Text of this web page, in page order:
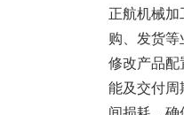
正航机械加
购、发货等
修改产品配
能及交付周